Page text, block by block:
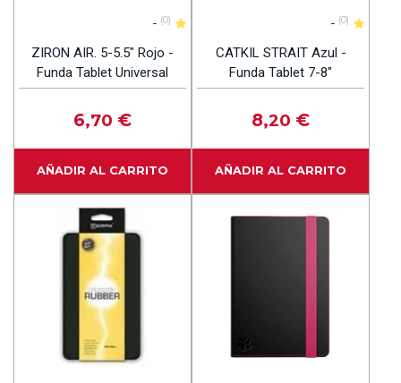
- (0)
ZIRON AIR. 5-5.5" Rojo -
Funda Tablet Universal
6,70 €
AÑADIR AL CARRITO
- (0)
CATKIL STRAIT Azul -
Funda Tablet 7-8"
8,20 €
AÑADIR AL CARRITO